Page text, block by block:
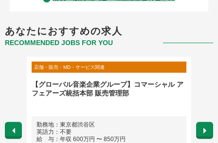
あなたにおすすめの求人
RECOMMENDED JOBS FOR YOU
店舗・販売・MD・サービス関連
【グローバル音楽企業グループ】コマーシャル ア
フェアーズ統括本部 販売管理部
勤務地：東京都渋谷区
英語力：不要
給 与：年収 600万円 〜 850万円
勤務
※希
英語